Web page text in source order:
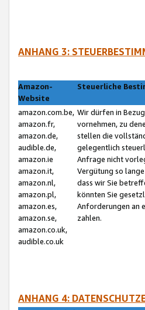
ANHANG 3:
Amazon-
Website
Steuerliche
amazon.com.be,
amazon.fr,
amazon.de,
audible.de,
amazon.ie
amazon.it,
amazon.nl,
amazon.pl,
amazon.es,
amazon.se,
amazon.co.uk,
audible.co.uk
Wir dürfen in
vornehmen, zu
stellen die
gelegentlich
Anfrage nicht
Vergütung so
dass wir Sie
könnten Sie
Anforderungen an
zahlen.
ANHANG 4: